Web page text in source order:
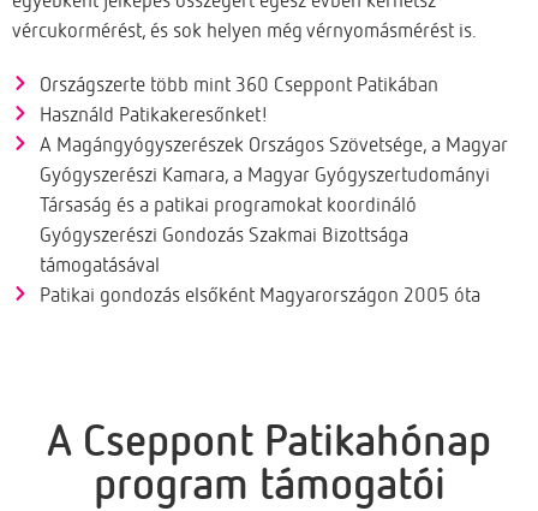
vércukormérést, és sok helyen még vérnyomásmérést is.
Országszerte több mint 360 Cseppont Patikában
Használd Patikakeresőnket!
A Magángyógyszerészek Országos Szövetsége, a Magyar
Gyógyszerészi Kamara, a Magyar Gyógyszertudományi
Társaság és a patikai programokat koordináló
Gyógyszerészi Gondozás Szakmai Bizottsága
támogatásával
Patikai gondozás elsőként Magyarországon 2005 óta
A Cseppont Patikahónap
program támogatói